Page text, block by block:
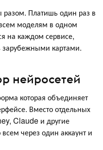
разом. Платишь один раз в
моделям в одном
на каждом сервисе,
зарубежными картами.
нейросетей
которая объединяет
Вместо отдельных
Claude и другие
через один аккаунт и